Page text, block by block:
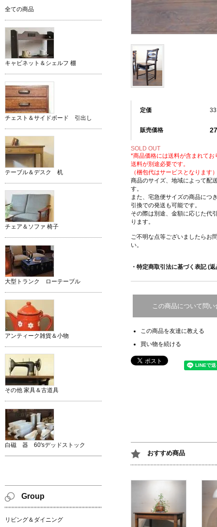
定価
販売価格
SOLD OUT
*商品価格には送料が含まれてお
送料が別途必要です。
（梱包代はサービスとなります
商品のサイズ、地域によって配
す。
また、宅急便サイズの商品につ
引換での発送も可能です。
その際は別途、金額に応じた代
ります。
ご不明な点等ございましたらお
い。
・特定商取引法に基づく表記 (
この商品について問
この商品を友達に教える
買い物を続ける
おすすめ商品
全ての商品
キャビネット＆シェルフ 棚
チェスト＆サイドボード 引出し
テーブル＆デスク 机
チェア＆ソファ 椅子
大型トランク ローテーブル
アンティーク雑貨＆小物
その他 家具＆古道具
白磁 器 60'sデッドストック
Group
リビング＆ダイニング